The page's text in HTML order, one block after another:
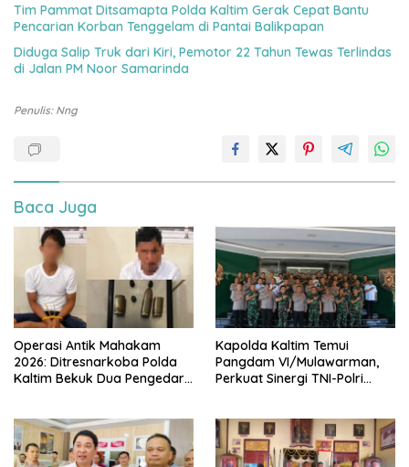
Tim Pammat Ditsamapta Polda Kaltim Gerak Cepat Bantu
Pencarian Korban Tenggelam di Pantai Balikpapan
Diduga Salip Truk dari Kiri, Pemotor 22 Tahun Tewas Terlindas
di Jalan PM Noor Samarinda
Penulis: Nng
Baca Juga
Operasi Antik Mahakam
2026: Ditresnarkoba Polda
Kaltim Bekuk Dua Pengedar
Kapolda Kaltim Temui
Pangdam VI/Mulawarman,
Perkuat Sinergi TNI-Polri